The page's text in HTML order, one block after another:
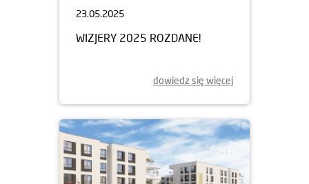
23.05.2025
WIZJERY 2025 ROZDANE!
dowiedz się więcej